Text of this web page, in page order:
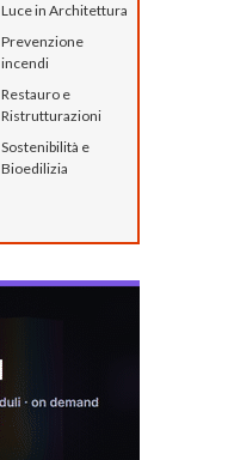
Luce in Architettura
Prevenzione
incendi
Restauro e
Ristrutturazioni
Sostenibilità e
Bioedilizia